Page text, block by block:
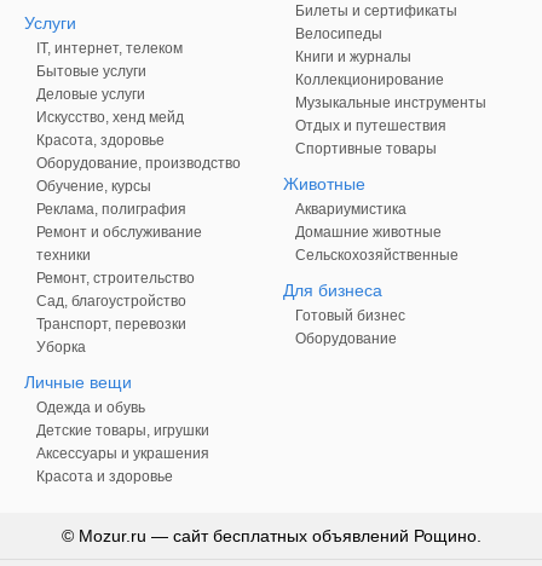
Услуги
IT, интернет, телеком
Бытовые услуги
Деловые услуги
Искусство, хенд мейд
Красота, здоровье
Оборудование, производство
Обучение, курсы
Реклама, полиграфия
Ремонт и обслуживание
техники
Ремонт, строительство
Сад, благоустройство
Транспорт, перевозки
Уборка
Личные вещи
Одежда и обувь
Детские товары, игрушки
Аксессуары и украшения
Красота и здоровье
Билеты и сертификаты
Велосипеды
Книги и журналы
Коллекционирование
Музыкальные инструменты
Отдых и путешествия
Спортивные товары
Животные
Аквариумистика
Домашние животные
Сельскохозяйственные
Для бизнеса
Готовый бизнес
Оборудование
© Mozur.ru — сайт бесплатных объявлений Рощино.